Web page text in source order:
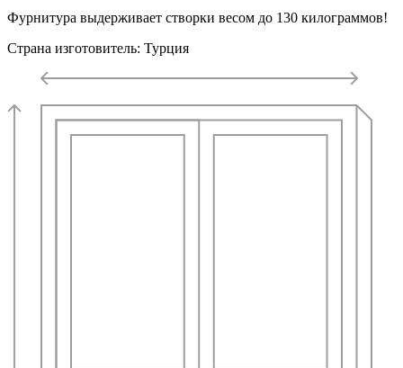
Фурнитура выдерживает створки весом до 130 килограммов!
Страна изготовитель: Турция